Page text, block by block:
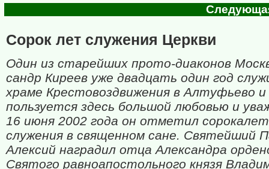
Сорок лет служения Церкви
Один из старейших прото-диаконов
сандр Киреев уже двадцать один год
храме Крестовоздвижения в Алтуфьево и
пользуется здесь большой любовью и
16 июня 2002 года он отметил
служения в священном сане. Святейший
Алексий наградил отца Александра
Святого равноапостольного князя